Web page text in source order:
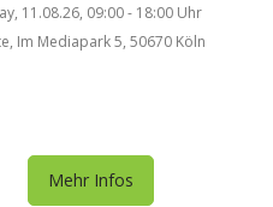
11.08.26, 09:00 - 18:00 Uhr
Im Mediapark 5, 50670 Köln
Mehr Infos